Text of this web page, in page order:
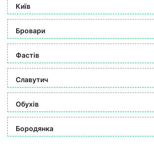
Київ
Бровари
Фастів
Славутич
Обухів
Бородянка